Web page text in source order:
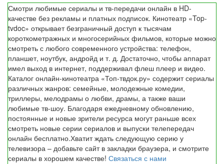
Смотри любимые сериалы и тв-передачи онлайн в HD-
качестве без рекламы и платных подписок. Кинотеатр «Top-
tvdoc» открывает безграничный доступ к тысячам
короткометражных и многосерийных фильмов, которые можно
смотреть с любого современного устройства: телефон,
планшет, ноутбук, андройд и т. д. Достаточно, чтобы аппарат
имел выход в интернет, поддерживал флеш плеер и видео.
Каталог онлайн-кинотеатра «Топ-твдок.ру» содержит сериалы
различных жанров: семейные, молодежные комедии,
триллеры, мелодрамы о любви, драмы, а также ваши
любимые тв-шоу. Благодаря ежедневному обновлению,
постоянные и новые зрители ресурса могут раньше всех
смотреть новые серии сериалов и выпуски телепередач
онлайн бесплатно.Хватит ждать следующую серию у
телевизора – добавьте сайт в закладки браузера, и смотрите
сериалы в хорошем качестве! Связаться с нами